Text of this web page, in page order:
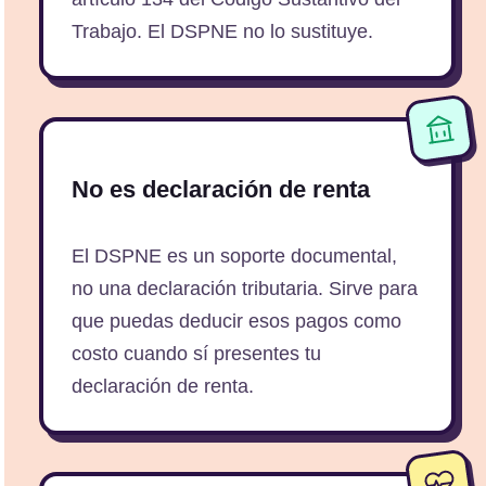
Trabajo. El DSPNE no lo sustituye.
No es declaración de renta
El DSPNE es un soporte documental,
no una declaración tributaria. Sirve para
que puedas deducir esos pagos como
costo cuando sí presentes tu
declaración de renta.